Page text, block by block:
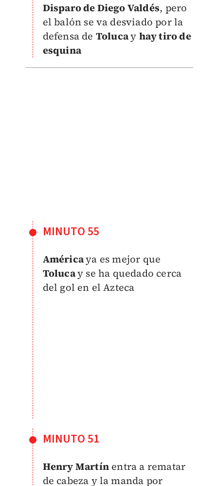
Disparo de Diego Valdés, pero
el balón se va desviado por la
defensa de Tolucay hay tiro de
esquina
MINUTO 55
Américaya es mejor que
Tolucay se ha quedado cerca
del gol en el Azteca
MINUTO 51
Henry Martínentra a rematar
de cabeza y la manda por